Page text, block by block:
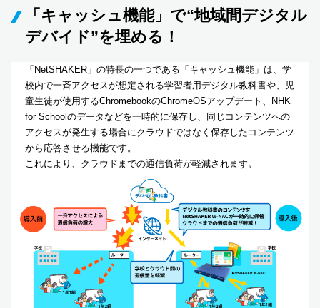
「キャッシュ機能」で“地域間デジタル
デバイド”を埋める！
「NetSHAKER」の特長の一つである「キャッシュ機能」は、学
校内で一斉アクセスが想定される学習者用デジタル教科書や、児
童生徒が使用するChromebookのChromeOSアップデート、NHK
for Schoolのデータなどを一時的に保存し、同じコンテンツへの
アクセスが発生する場合にクラウドではなく保存したコンテンツ
から応答させる機能です。
これにより、クラウドまでの通信負荷が軽減されます。